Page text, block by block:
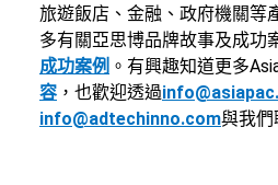
旅遊飯店、金融、政府機關等
多有關亞思博品牌故事及成功
成功案例 。有興趣知道更多
容 ，也歡迎透過
info@adtechinno.com與我們